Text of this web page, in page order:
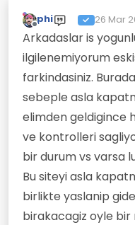
Çevrimdışı
phi 26 Mar
Son
Arkadaslar is
ilgilenemiyorum
farkindasiniz.
sebeple asla
elimden geldigince
ve kontrolleri
bir durum vs varsa
Bu siteyi asla
birlikte yaslanip
birakacagiz oyle bir